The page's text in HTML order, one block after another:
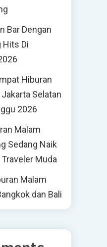
Bar Dengan
Hits Di
Hiburan
Selatan
2026
Malam
Sedang Naik
Muda
Malam
dan Bali